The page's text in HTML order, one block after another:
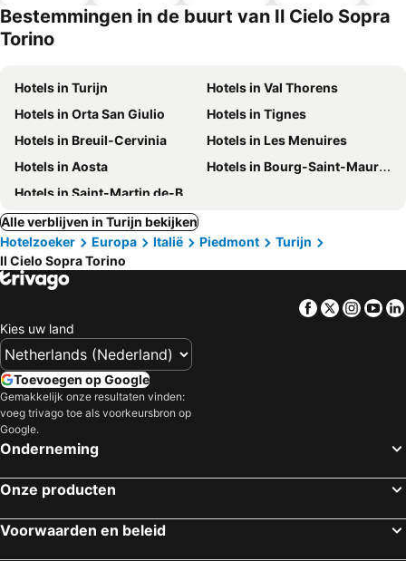
Bestemmingen in de buurt van Il Cielo Sopra
Torino
Hotels in Turijn
Hotels in Val Thorens
Hotels in Orta San Giulio
Hotels in Tignes
Hotels in Breuil-Cervinia
Hotels in Les Menuires
Hotels in Aosta
Hotels in Bourg-Saint-Maurice
Hotels in Saint-Martin de-Belleville
Alle verblijven in Turijn bekijken
Hotelzoeker
Europa Italië Piedmont
Turijn
Il Cielo Sopra Torino
Facebook
Twitter
Kies uw land
Toevoegen op Google
Gemakkelijk onze resultaten vinden:
voeg trivago toe als voorkeursbron op
Google.
Onderneming
Onze producten
Voorwaarden en beleid